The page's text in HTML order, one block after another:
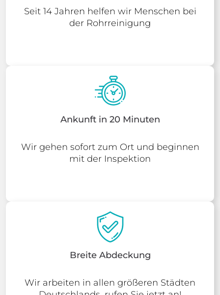
Seit 14 Jahren helfen wir Menschen bei
der Rohrreinigung
Ankunft in 20 Minuten
Wir gehen sofort zum Ort und beginnen
mit der Inspektion
Breite Abdeckung
Wir arbeiten in allen größeren Städten